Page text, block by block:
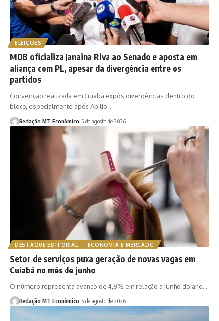
ELEIÇÕES
MDB oficializa Janaina Riva ao Senado e aposta em
aliança com PL, apesar da divergência entre os
partidos
Convenção realizada em Cuiabá expôs divergências dentro do
bloco, especialmente após Abilio…
Redação MT Econômico 5 de agosto de 2026
DESTAQUE EDITORIAL ECONOMIA E MERCADO
Setor de serviços puxa geração de novas vagas em
Cuiabá no mês de junho
O número representa avanço de 4,8% em relação a junho do ano…
Redação MT Econômico 5 de agosto de 2026